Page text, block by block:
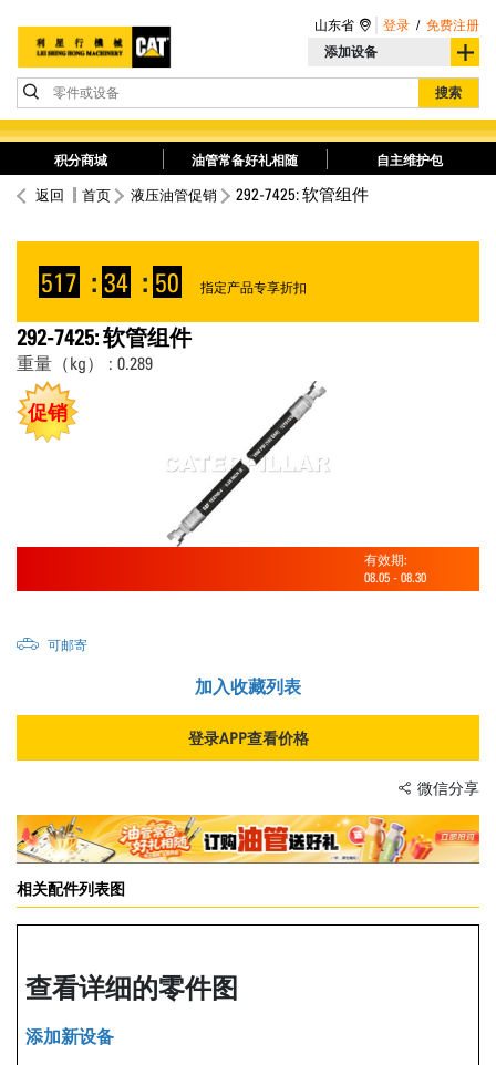
添加设备
零件或设备 搜索
山东省 登录 / 免费注册
积分商城 油管常备好礼相随 自主维护包
返回 首页 液压油管促销 292-7425: 软管组件
517 : 34 : 50 指定产品专享折扣
292-7425: 软管组件
重量（kg） : 0.289
促销
有效期:
08.05 - 08.30
可邮寄
加入收藏列表
登录APP查看价格
微信分享
相关配件列表图
查看详细的零件图
添加新设备